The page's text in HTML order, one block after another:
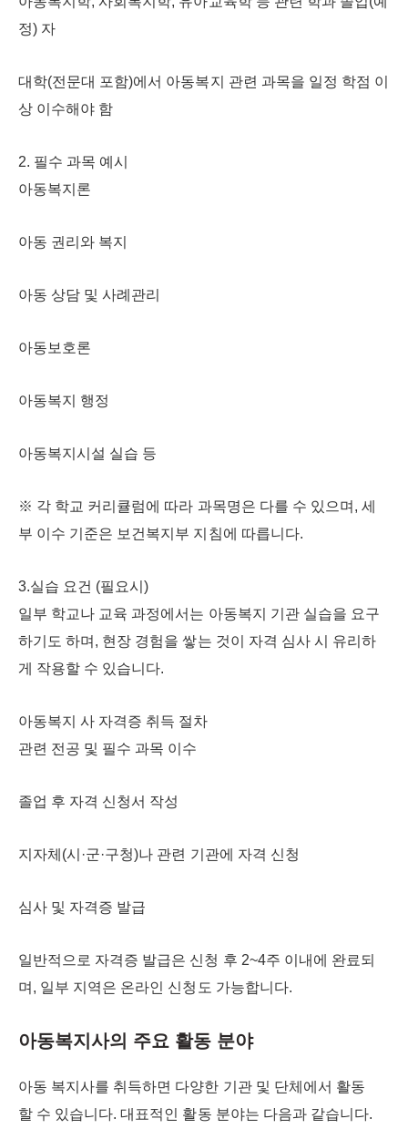
정) 자
대학(전문대 포함)에서 아동복지 관련 과목을 일정 학점 이
상 이수해야 함
2. 필수 과목 예시
아동복지론
아동 권리와 복지
아동 상담 및 사례관리
아동보호론
아동복지 행정
아동복지시설 실습 등
※ 각 학교 커리큘럼에 따라 과목명은 다를 수 있으며, 세
부 이수 기준은 보건복지부 지침에 따릅니다.
3.실습 요건 (필요시)
일부 학교나 교육 과정에서는 아동복지 기관 실습을 요구
하기도 하며, 현장 경험을 쌓는 것이 자격 심사 시 유리하
게 작용할 수 있습니다.
아동복지 사 자격증 취득 절차
관련 전공 및 필수 과목 이수
졸업 후 자격 신청서 작성
지자체(시·군·구청)나 관련 기관에 자격 신청
심사 및 자격증 발급
일반적으로 자격증 발급은 신청 후 2~4주 이내에 완료되
며, 일부 지역은 온라인 신청도 가능합니다.
아동복지사의 주요 활동 분야
아동 복지사를 취득하면 다양한 기관 및 단체에서 활동
할 수 있습니다. 대표적인 활동 분야는 다음과 같습니다.